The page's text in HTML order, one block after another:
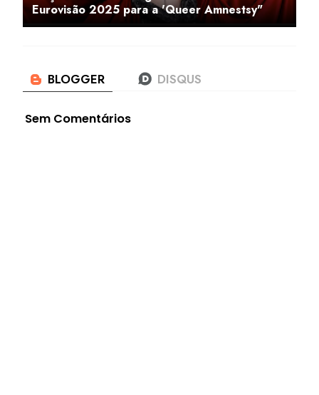
Eurovisão 2025 para a 'Queer Amnestsy"
Sem Comentários